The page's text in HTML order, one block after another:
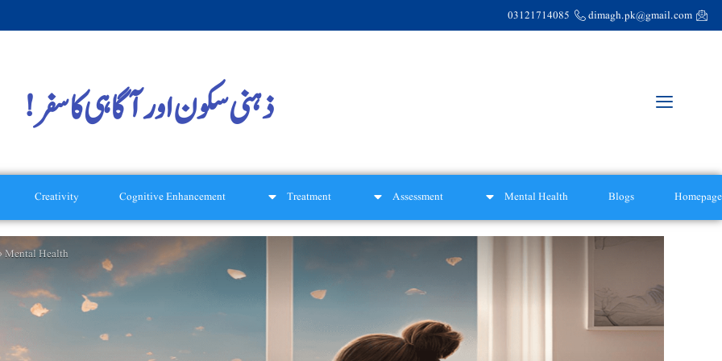
dimagh.pk@gmail.com
03121714085
ذہنی سکون اور آگاہی کا سفر!
Homepage
Blogs
Mental Health
Assessment
Treatment
Cognitive Enhancement
Creativity
Mental Health